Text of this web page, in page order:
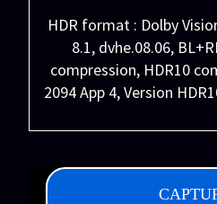
HDR format : Dolby
8.1, dvhe.08.06,
compression, HDR10
2094 App 4, Version